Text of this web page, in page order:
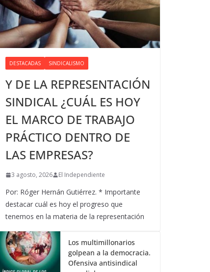
DESTACADAS SINDICALISMO
Y DE LA REPRESENTACIÓN
SINDICAL ¿CUÁL ES HOY
EL MARCO DE TRABAJO
PRÁCTICO DENTRO DE
LAS EMPRESAS?
3 agosto, 2026 El Independiente
Por: Róger Hernán Gutiérrez. * Importante
destacar cuál es hoy el progreso que
tenemos en la materia de la representación
Los multimillonarios
golpean a la democracia.
Ofensiva antisindical